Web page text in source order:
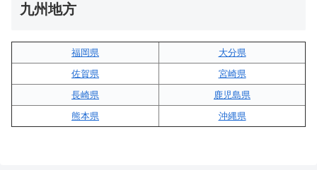
九州地方
福岡県
大分県
佐賀県
宮崎県
長崎県
鹿児島県
熊本県
沖縄県